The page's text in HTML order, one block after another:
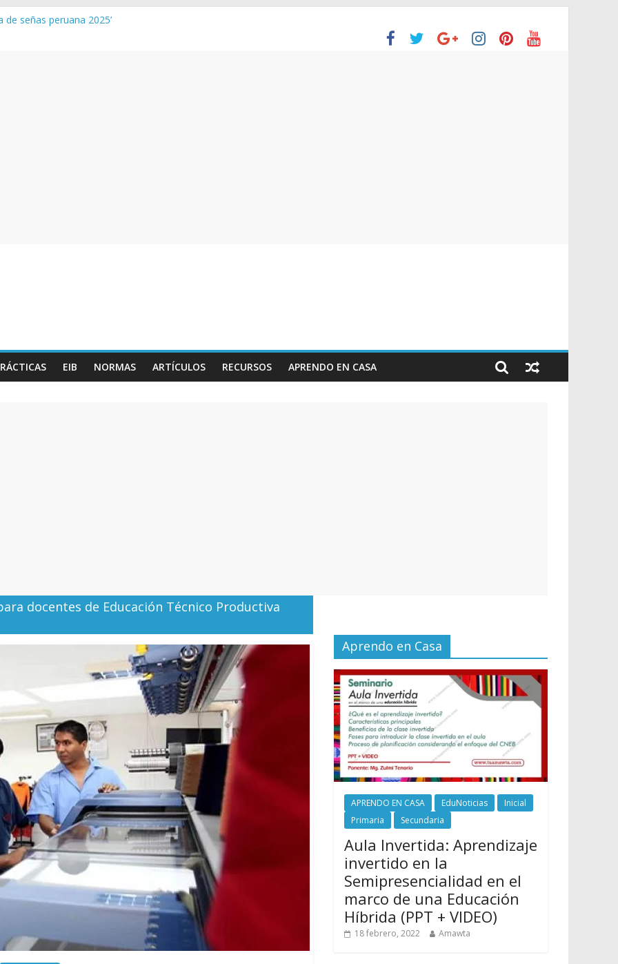
la evaluación del desempeño de Directivos de IIEE 2024
de señas peruana 2025’
EIB NORMAS ARTÍCULOS RECURSOS APRENDO EN CASA
docentes de Educación Técnico Productiva
Aprendo en Casa
APRENDO EN CASA EduNoticias
Inicial
Primaria
Secundaria
Aula Invertida: Aprendizaje
invertido en la
Semipresencialidad en el
marco de una Educación
Híbrida (PPT + VIDEO)
18 febrero, 2022 Amawta